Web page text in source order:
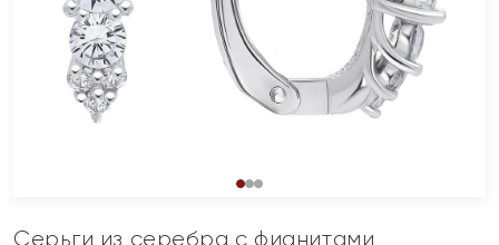
Серьги из серебра с фианитами